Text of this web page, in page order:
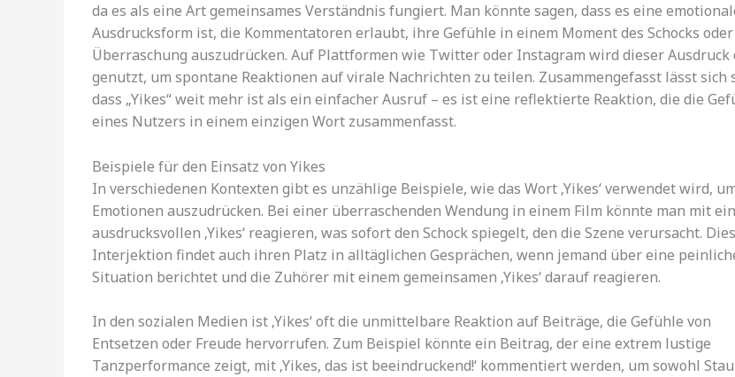
da es als eine Art gemeinsames Verständnis fungiert. Man könnte sagen, dass es eine
Ausdrucksform ist, die Kommentatoren erlaubt, ihre Gefühle in einem Moment des Schocks
Überraschung auszudrücken. Auf Plattformen wie Twitter oder Instagram wird dieser Ausdruck
genutzt, um spontane Reaktionen auf virale Nachrichten zu teilen. Zusammengefasst lässt sich
dass „Yikes“ weit mehr ist als ein einfacher Ausruf – es ist eine reflektierte Reaktion, die die
eines Nutzers in einem einzigen Wort zusammenfasst.
Beispiele für den Einsatz von Yikes
In verschiedenen Kontexten gibt es unzählige Beispiele, wie das Wort ‚Yikes‘ verwendet wird,
Emotionen auszudrücken. Bei einer überraschenden Wendung in einem Film könnte man mit
ausdrucksvollen ‚Yikes‘ reagieren, was sofort den Schock spiegelt, den die Szene verursacht.
Interjektion findet auch ihren Platz in alltäglichen Gesprächen, wenn jemand über eine
Situation berichtet und die Zuhörer mit einem gemeinsamen ‚Yikes‘ darauf reagieren.
In den sozialen Medien ist ‚Yikes‘ oft die unmittelbare Reaktion auf Beiträge, die Gefühle von
Entsetzen oder Freude hervorrufen. Zum Beispiel könnte ein Beitrag, der eine extrem lustige
Tanzperformance zeigt, mit ‚Yikes, das ist beeindruckend!‘ kommentiert werden, um sowohl